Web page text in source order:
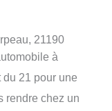
21190
à
21 pour une
rendre chez un